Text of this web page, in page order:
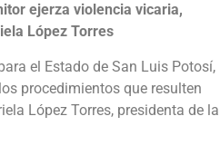
ejerza violencia vicaria,
López Torres
el Estado de San Luis Potosí,
procedimientos que resulten
López Torres, presidenta de la